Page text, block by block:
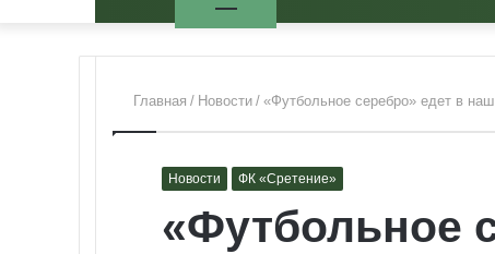
Главная / Новости / «Футбольное серебро» едет в
Новости ФК «Сретение»
«Футбольное